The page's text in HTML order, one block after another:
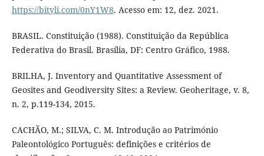
https://bityli.com/0nY1W8. Acesso em: 12, dez. 2021.
BRASIL. Constituição (1988). Constituição da República
Federativa do Brasil. Brasília, DF: Centro Gráfico, 1988.
BRILHA, J. Inventory and Quantitative Assessment of
Geosites and Geodiversity Sites: a Review. Geoheritage, v. 8,
n. 2, p.119-134, 2015.
CACHÃO, M.; SILVA, C. M. Introdução ao Património
Paleontológico Português: definições e critérios de